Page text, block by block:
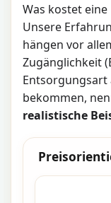
Was kostet
Unsere
hängen vor
Zugänglichkeit
Entsorgungsart
bekommen,
realistische